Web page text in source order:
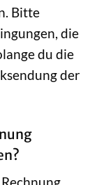
Bitte
die
du die
der